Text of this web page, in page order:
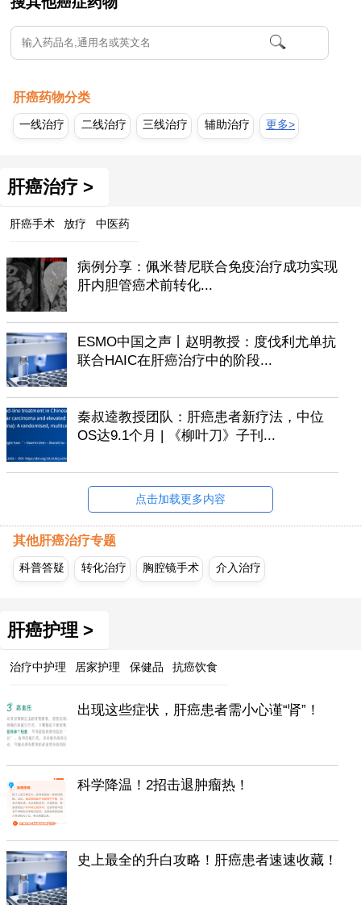
肝癌药物分类
一线治疗 二线治疗 三线治疗 辅助治疗 更多>
肝癌治疗 >
肝癌手术 放疗 中医药
病例分享：佩米替尼联合免疫治疗成功实现
肝内胆管癌术前转化...
ESMO中国之声丨赵明教授：度伐利尤单抗
联合HAIC在肝癌治疗中的阶段...
秦叔逵教授团队：肝癌患者新疗法，中位
OS达9.1个月 | 《柳叶刀》子刊...
点击加载更多内容
其他肝癌治疗专题
科普答疑 转化治疗 胸腔镜手术 介入治疗
肝癌护理 >
治疗中护理 居家护理 保健品 抗癌饮食
出现这些症状，肝癌患者需小心谨“肾”！
科学降温！2招击退肿瘤热！
史上最全的升白攻略！肝癌患者速速收藏！